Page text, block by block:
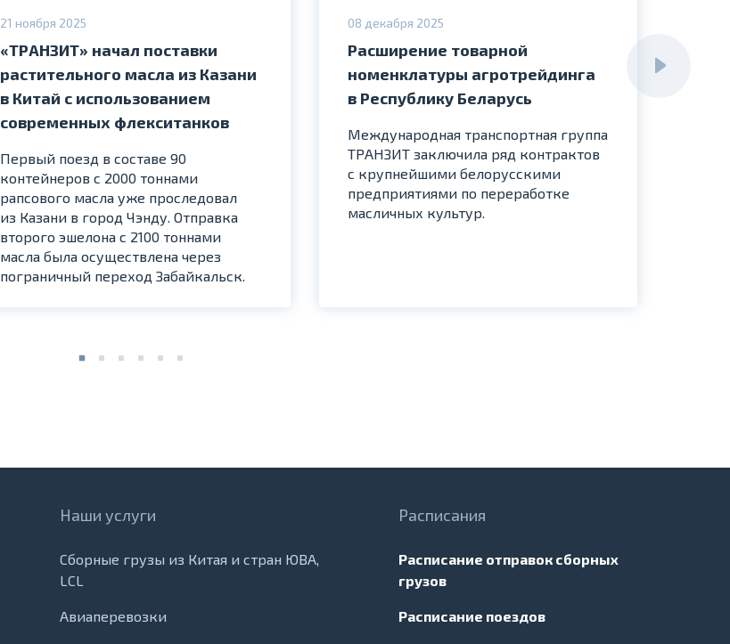
21 ноября 2025
«ТРАНЗИТ» начал поставки
растительного масла из Казани
в Китай с использованием
современных флекситанков
Первый поезд в составе 90
контейнеров с 2000 тоннами
рапсового масла уже проследовал
из Казани в город Чэнду. Отправка
второго эшелона с 2100 тоннами
масла была осуществлена через
пограничный переход Забайкальск.
08 декабря 2025
Расширение товарной
номенклатуры агротрейдинга
в Республику Беларусь
Международная транспортная группа
ТРАНЗИТ заключила ряд контрактов
с крупнейшими белорусскими
предприятиями по переработке
масличных культур.
Наши услуги
Сборные грузы из Китая и стран ЮВА,
LCL
Авиаперевозки
Расписания
Расписание отправок сборных
грузов
Расписание поездов